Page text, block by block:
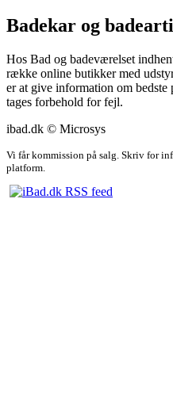
Badekar og
Hos Bad og badeværelset
række online butikker med
er at give information om bedste
tages forbehold for fejl.
ibad.dk © Microsys
Vi får kommission på salg. Skriv for
platform.